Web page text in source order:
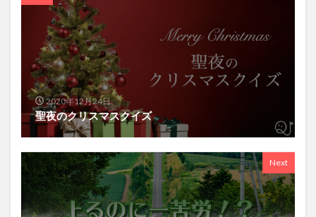
2020年12月24日
聖夜のクリスマスクイズ
Next